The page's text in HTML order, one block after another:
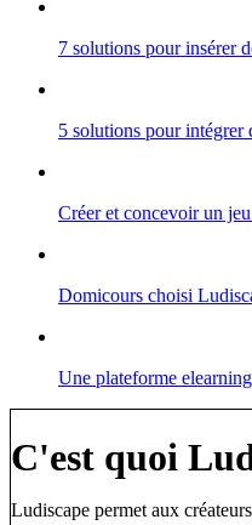
7 solutions pour insérer
5 solutions pour intégrer
Créer et concevoir un
Domicours choisi
Une plateforme
C'est quoi
Ludiscape permet aux